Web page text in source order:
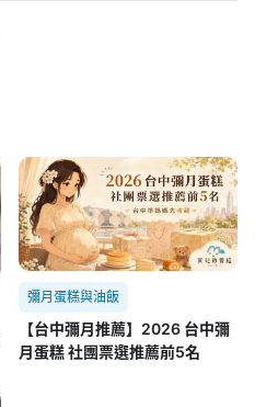
彌月蛋糕與油飯
【台中彌月推薦】2026 台中彌
月蛋糕 社團票選推薦前5名